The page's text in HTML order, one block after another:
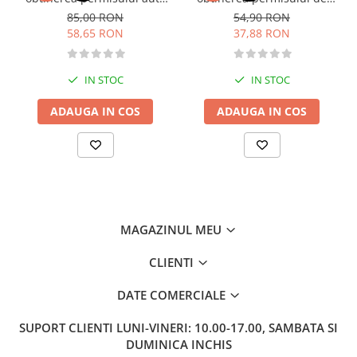
Literatura de divertisment
Literatura romana
Memorii si jurnale
Publicistica, eseu
Science Fiction
Alimentatie vegetariana
Arte si tehnici culinare
categoria B - editia 2026
85,00 RON
58,65 RON
IN STOC
ADAUGA IN COS
conducere auto - Categoria
B - 2026
54,90 RON
37,88 RON
IN STOC
ADAUGA IN COS
MAGAZINUL MEU
CLIENTI
DATE COMERCIALE
SUPORT CLIENTI LUNI-VINERI: 10.00-17.00, SAMBATA SI
DUMINICA INCHIS